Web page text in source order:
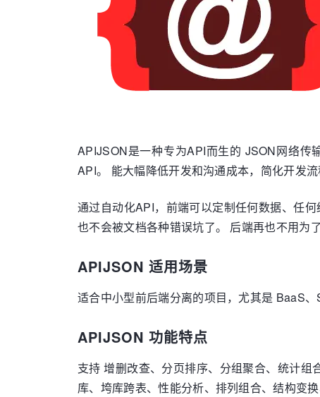
APIJSON是一种专为API而生的 JSON网络传
API。 能大幅降低开发和沟通成本，简化开发流
通过自动化API，前端可以定制任何数据、任
也不会被文档各种错误坑了。 后端再也不用为
APIJSON 适用场景
适合中小型前后端分离的项目，尤其是 BaaS
APIJSON 功能特点
支持 增删改查、分页排序、分组聚合、统计
库、垮库跨表、性能分析、排列组合、结构变